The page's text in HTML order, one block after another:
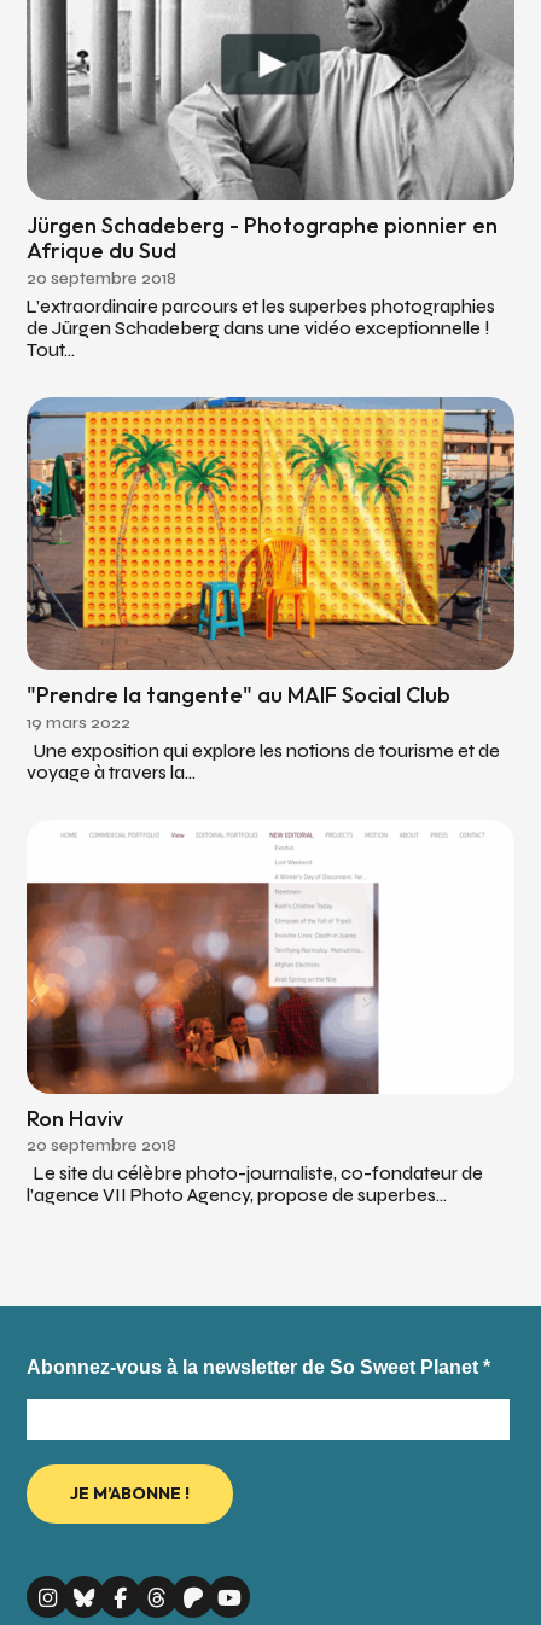
Jürgen Schadeberg - Photographe pionnier en
Afrique du Sud
20 septembre 2018
L’extraordinaire parcours et les superbes photographies
de Jürgen Schadeberg dans une vidéo exceptionnelle !
Tout...
"Prendre la tangente" au MAIF Social Club
19 mars 2022
Une exposition qui explore les notions de tourisme et de
voyage à travers la...
Ron Haviv
20 septembre 2018
Le site du célèbre photo-journaliste, co-fondateur de
l’agence VII Photo Agency, propose de superbes...
Abonnez-vous à la newsletter de So Sweet Planet*